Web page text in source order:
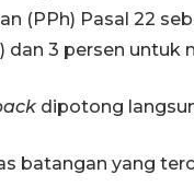
(PPh) Pasal 22
dan 3 persen untuk
dipotong
batangan yang